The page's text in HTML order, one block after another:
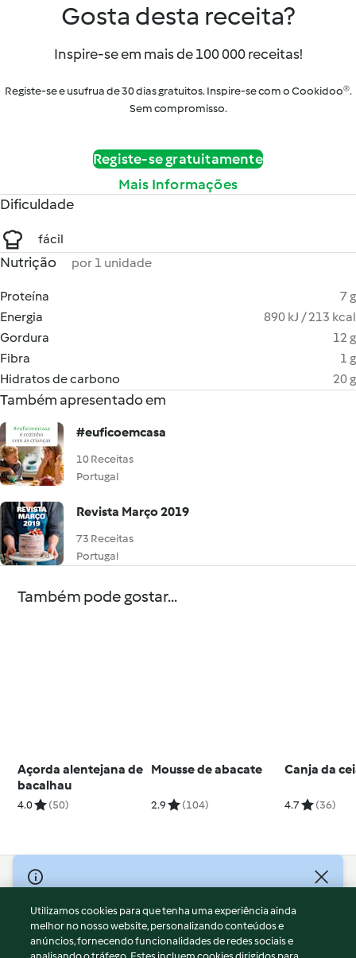
Gosta desta receita?
Inspire-se em mais de 100 000 receitas!
Registe-se e usufrua de 30 dias gratuitos. Inspire-se com o Cookidoo®.
Sem compromisso.
Registe-se gratuitamente
Mais Informações
Dificuldade
fácil
Nutrição por 1 unidade
Proteína
7 g
Energia
890 kJ / 213 kcal
Gordura
12 g
Fibra
1 g
Hidratos de carbono
20 g
Também apresentado em
#euficoemcasa
10 Receitas
Portugal
Revista Março 2019
73 Receitas
Portugal
Também pode gostar...
Açorda alentejana de
bacalhau
4.0 (50)
Mousse de abacate
2.9 (104)
Canja da
4.7 (36)
© Copyright 2026
Termos de Utilização
Aviso sobre Proteção de Dados
Utilizamos cookies para que tenha uma experiência ainda
melhor no nosso website, personalizando conteúdos e
anúncios, fornecendo funcionalidades de redes sociais e